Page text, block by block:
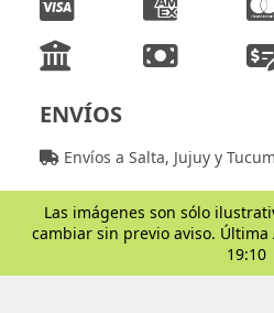
ENVÍOS
Envíos a Salta, Jujuy y
Las imágenes son sólo
cambiar sin previo aviso.
19:10